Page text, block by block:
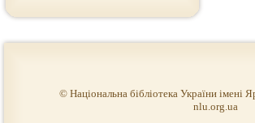
© Національна бібліотека України імені
nlu.org.ua